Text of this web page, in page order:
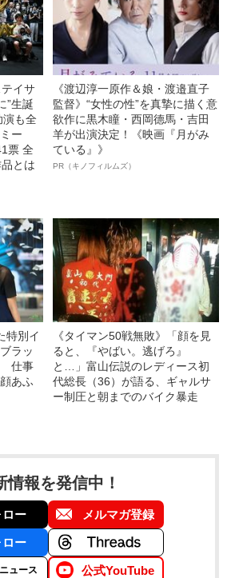
テイサ
”生誕
演も全
ー
票 全
とは
《渡辺淳一原作＆娘・渡邉直子
監督》“女性の性”を真摯に描く意
欲作に黒木瞳・西岡德馬・吉田
羊が出演決定！《映画『月がみ
ている』》
PR（キノフィルムズ）
特別イ
ラッ
仕事
あふ
《タイマン50戦無敗》「顔を見
ると、『やばい。逃げろ』
と…」富山伝説のレディース初
代総長（36）が語る、ギャルサ
ー制圧と朝までのバイク暴走
情報を発信中！
ロー メルマガ登録
ロー
ュース 公式YouTube